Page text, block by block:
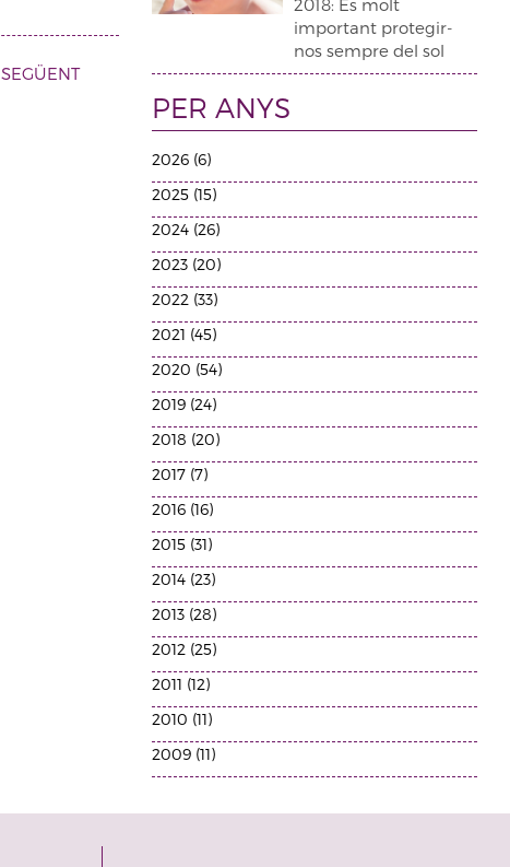
SEGÜENT
2018: És molt
important protegir-
nos sempre del sol
PER ANYS
2026 (6)
2025 (15)
2024 (26)
2023 (20)
2022 (33)
2021 (45)
2020 (54)
2019 (24)
2018 (20)
2017 (7)
2016 (16)
2015 (31)
2014 (23)
2013 (28)
2012 (25)
2011 (12)
2010 (11)
2009 (11)